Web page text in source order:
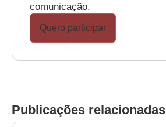
comunicação.
Quero participar
Publicações relacionadas